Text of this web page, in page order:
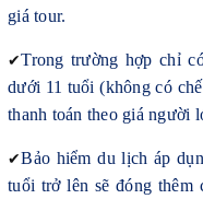
giá tour.
✔Trong trường hợp chỉ
dưới 11 tuổi (không có
thanh toán theo giá người
✔Bảo hiểm du lịch áp
tuổi trở lên sẽ đóng thêm